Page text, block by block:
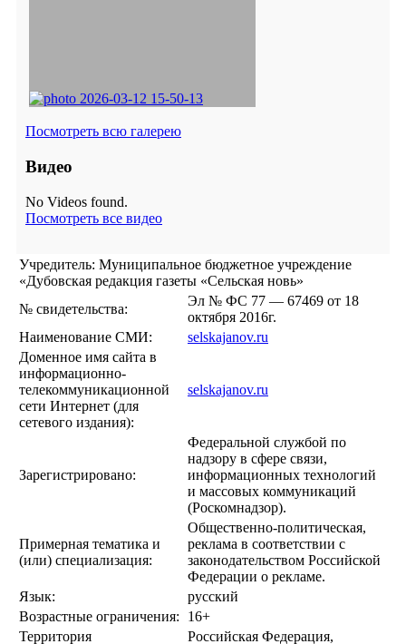
Посмотреть всю галерею
Видео
No Videos found.
Посмотреть все видео
Учредитель: Муниципальное бюджетное учреждение
«Дубовская редакция газеты «Сельская новь»
№ свидетельства:
Эл № ФС 77 — 67469 от 18
октября 2016г.
Наименование СМИ:
selskajanov.ru
Доменное имя сайта в
информационно-
телекоммуникационной
сети Интернет (для
сетевого издания):
selskajanov.ru
Зарегистрировано:
Федеральной службой по
надзору в сфере связи,
информационных технологий
и массовых коммуникаций
(Роскомнадзор).
Примерная тематика и
(или) специализация:
Общественно-политическая,
реклама в соответствии с
законодательством Российской
Федерации о рекламе.
Язык:
русский
Возрастные ограничения:
16+
Территория
Российская Федерация,